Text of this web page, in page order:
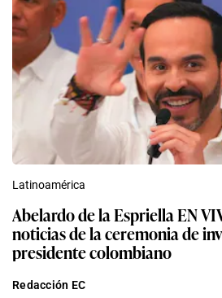
Latinoamérica
Abelardo de la Espriella EN
noticias de la ceremonia de
presidente colombiano
Redacción EC